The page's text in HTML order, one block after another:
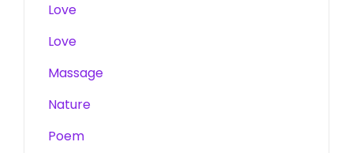
Love
Love
Massage
Nature
Poem